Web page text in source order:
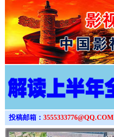
投稿邮箱： 3555333776@QQ.COM